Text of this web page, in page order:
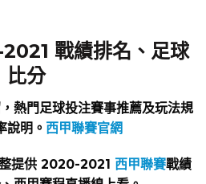
戰績排名、足球
比分
熱門足球投注賽事推薦及玩法規
明。 西甲聯賽官網
提供 2020-2021 西甲聯賽戰績